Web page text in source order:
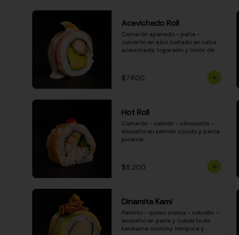
Acevichado Roll
Camarón apanado - palta -
cubierto en atún bañado en salsa
acevichada, togarashi y limón de
$7.600
Hot Roll
Camarón - salmón - ciboulette -
envuelto en salmón cocido y pasta
picante
$8.200
Dinamita Kami
Palmito - queso crema - cebollín -
envuelto en palta y cubierto de
kanikama crunchy tempura y